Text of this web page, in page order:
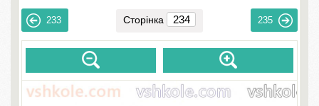
233 Сторінка 235